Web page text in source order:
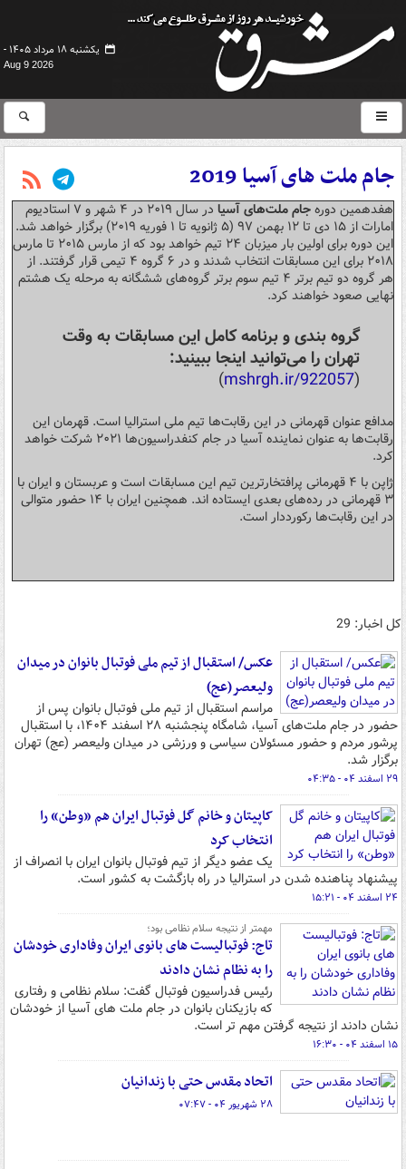
یکشنبه ۱۸ مرداد ۱۴۰۵ -
Aug 9 2026
جام ملت های آسیا 2019
هفدهمین دورهجام ملت‌های آسیا
در سال ۲۰۱۹ در ۴ شهر و ۷ استادیوم
امارات از ۱۵ دی تا ۱۲ بهمن ۹۷ (۵ ژانویه تا ۱ فوریه ۲۰۱۹) برگزار خواهد شد.
این دوره برای اولین بار میزبان ۲۴ تیم خواهد بود که از مارس ۲۰۱۵ تا مارس
۲۰۱۸ برای این مسابقات انتخاب شدند و در ۶ گروه ۴ تیمی قرار گرفتند. از
هر گروه دو تیم برتر ۴ تیم سوم برتر گروه‌های ششگانه به مرحله یک هشتم
نهایی صعود خواهند کرد.
گروه بندی و برنامه کامل این مسابقات به وقت
تهران را می‌توانید اینجا ببینید:
(
mshrgh.ir/922057
)
مدافع عنوان قهرمانی در این رقابت‌ها تیم ملی استرالیا است. قهرمان این
رقابت‌ها به عنوان نماینده آسیا در جام کنفدراسیون‌ها ۲۰۲۱ شرکت خواهد
کرد.
ژاپن با ۴ قهرمانی پرافتخارترین تیم این مسابقات است و عربستان و ایران با
۳ قهرمانی در رده‌های بعدی ایستاده اند. همچنین ایران با ۱۴ حضور متوالی
در این رقابت‌ها رکورددار است.
کل اخبار: 29
عکس/ استقبال از تیم ملی فوتبال بانوان در میدان
ولیعصر(عج)
مراسم استقبال از تیم ملی فوتبال بانوان پس از
حضور در جام ملت‌های آسیا، شامگاه پنجشنبه ۲۸ اسفند ۱۴۰۴، با استقبال
پرشور مردم و حضور مسئولان سیاسی و ورزشی در میدان ولیعصر (عج) تهران
برگزار شد.
۲۹ اسفند ۰۴ - ۰۴:۳۵
کاپیتان و خانم گل فوتبال ایران هم «وطن» را
انتخاب کرد
یک عضو دیگر از تیم فوتبال بانوان ایران با انصراف از
پیشنهاد پناهنده شدن در استرالیا در راه بازگشت به کشور است.
۲۴ اسفند ۰۴ - ۱۵:۲۱
مهمتر از نتیجه سلام نظامی بود؛
تاج: فوتبالیست های بانوی ایران وفاداری خودشان
را به نظام نشان دادند
رئیس فدراسیون فوتبال گفت: سلام نظامی و رفتاری
که بازیکنان بانوان در جام ملت های آسیا از خودشان
نشان دادند از نتیجه گرفتن مهم تر است.
۱۵ اسفند ۰۴ - ۱۶:۳۰
اتحاد مقدس حتی با زندانیان
۲۸ شهریور ۰۴ - ۰۷:۴۷